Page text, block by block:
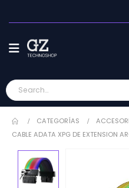
CATEGORÍAS
CABLE ADATA XPG DE EXTENSION